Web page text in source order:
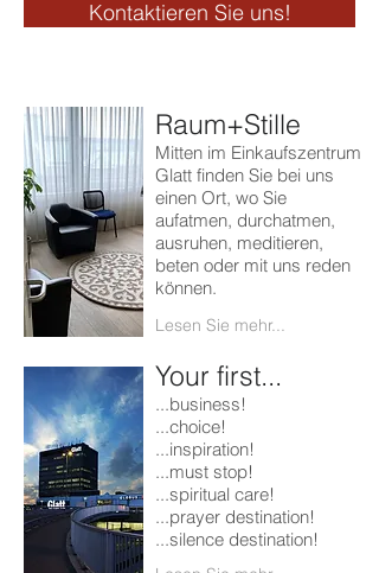
Kontaktieren Sie uns!
Raum+Stille
Mitten im Einkaufszentrum
Glatt finden Sie bei uns
einen Ort, wo Sie
aufatmen, durchatmen,
ausruhen, meditieren,
beten oder mit uns reden
können.
Lesen Sie mehr...
Your first...
...business!
...choice!
...inspiration!
...must stop!
...spiritual care!
...prayer destination!
...silence destination!